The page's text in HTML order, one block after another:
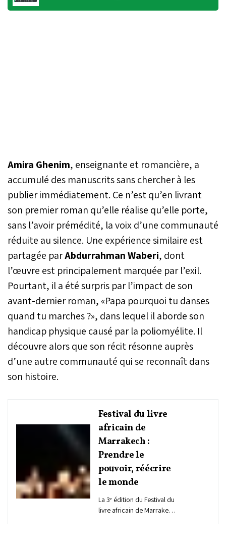
Amira Ghenim, enseignante et romancière, a
accumulé des manuscrits sans chercher à les
publier immédiatement. Ce n’est qu’en livrant
son premier roman qu’elle réalise qu’elle porte,
sans l’avoir prémédité, la voix d’une communauté
réduite au silence. Une expérience similaire est
partagée parAbdurrahman Waberi, dont
l’œuvre est principalement marquée par l’exil.
Pourtant, il a été surpris par l’impact de son
avant-dernier roman, «Papa pourquoi tu danses
quand tu marches ?», dans lequel il aborde son
handicap physique causé par la poliomyélite. Il
découvre alors que son récit résonne auprès
d’une autre communauté qui se reconnaît dans
son histoire.
Festival du livre
africain de
Marrakech :
Prendre le
pouvoir, réécrire
le monde
La 3ᵉ édition du Festival du
livre africain de Marrakech